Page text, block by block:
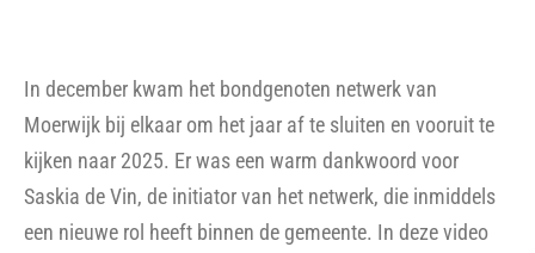
In december kwam het bondgenoten netwerk van
Moerwijk bij elkaar om het jaar af te sluiten en vooruit te
kijken naar 2025. Er was een warm dankwoord voor
Saskia de Vin, de initiator van het netwerk, die inmiddels
een nieuwe rol heeft binnen de gemeente. In deze video